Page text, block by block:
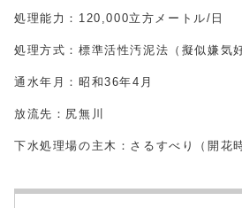
処理能力：120,000立方メートル/日
処理方式：標準活性汚泥法（擬似嫌気
通水年月：昭和36年4月
放流先：尻無川
下水処理場の主木：さるすべり（開花